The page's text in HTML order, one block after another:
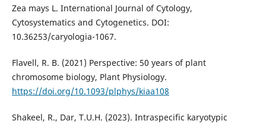
Zea mays L. International Journal of Cytology,
Cytosystematics and Cytogenetics. DOI:
10.36253/caryologia-1067.
Flavell, R. B. (2021) Perspective: 50 years of plant
chromosome biology, Plant Physiology.
https://doi.org/10.1093/plphys/kiaa108
Shakeel, R., Dar, T.U.H. (2023). Intraspecific karyotypic